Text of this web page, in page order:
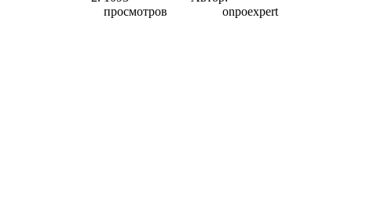
просмотров
onpoexpert